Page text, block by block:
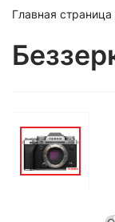
Главная страница